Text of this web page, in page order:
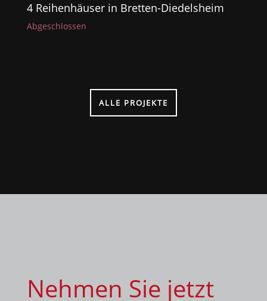
4 Reihenhäuser in Bretten-Diedelsheim
Abgeschlossen
ALLE PROJEKTE
Nehmen Sie jetzt